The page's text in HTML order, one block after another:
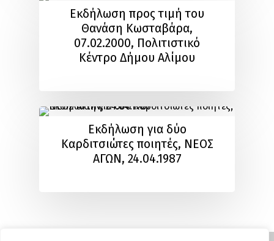
Εκδήλωση προς τιμή του
Θανάση Κωσταβάρα,
07.02.2000, Πολιτιστικό
Κέντρο Δήμου Αλίμου
Εκδήλωση για δύο
Καρδιτσιώτες ποιητές, ΝΕΟΣ
ΑΓΩΝ, 24.04.1987